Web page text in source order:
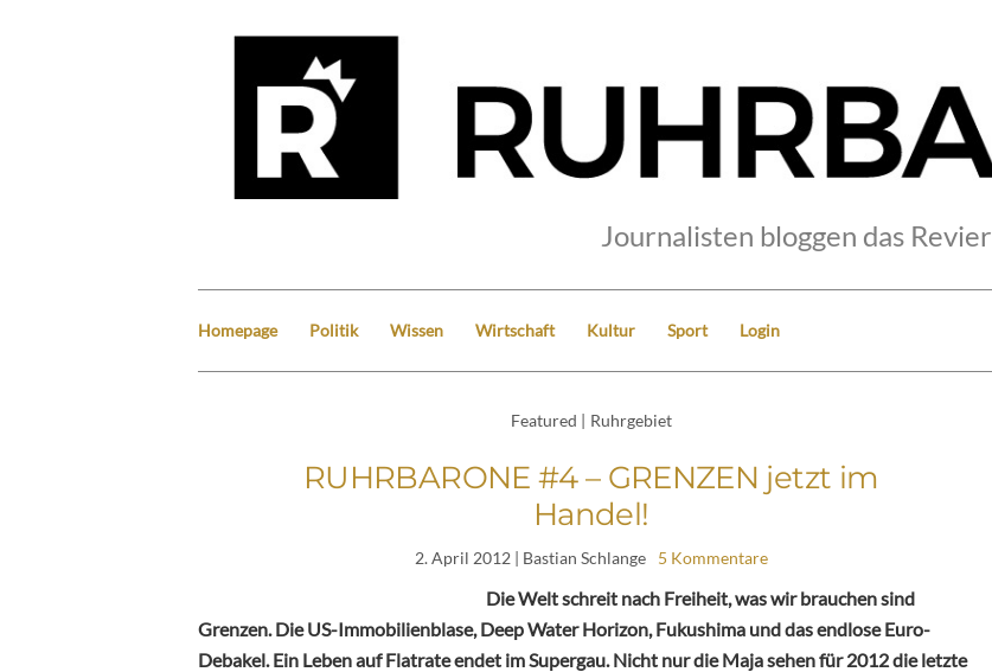
Journalisten bloggen das Revier
Homepage Politik Wissen Wirtschaft Kultur Sport Login
Featured | Ruhrgebiet
RUHRBARONE #4 – GRENZEN jetzt im
Handel!
2. April 2012| Bastian Schlange 5 Kommentare
Die Welt schreit nach Freiheit, was wir brauchen sind
Grenzen. Die US-Immobilienblase, Deep Water Horizon, Fukushima und das endlose Euro-
Debakel. Ein Leben auf Flatrate endet im Supergau. Nicht nur die Maja sehen für 2012 die letzte